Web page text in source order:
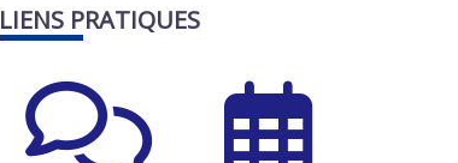
LIENS PRATIQUES